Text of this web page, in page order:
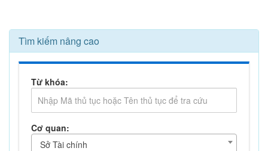
Tìm kiếm nâng cao
Từ khóa:
Cơ quan:
Sở Tài chính